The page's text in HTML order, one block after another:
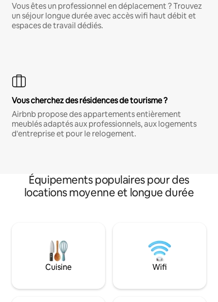
Vous êtes un professionnel en déplacement ? Trouvez
un séjour longue durée avec accès wifi haut débit et
espaces de travail dédiés.
Vous cherchez des résidences de tourisme ?
Airbnb propose des appartements entièrement
meublés adaptés aux professionnels, aux logements
d'entreprise et pour le relogement.
Équipements populaires pour des
locations moyenne et longue durée
Cuisine Wifi